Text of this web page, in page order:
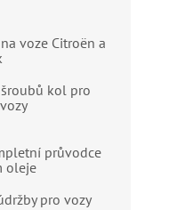
voze Citroën a
kol pro
průvodce
oleje
pro vozy